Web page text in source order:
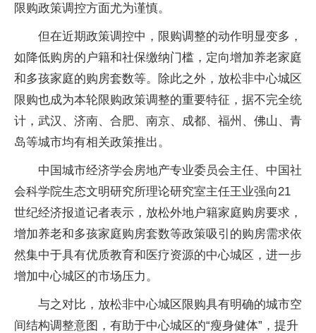
限购政策调控方面尤为谨慎。
但在近期政策调控中，限购调整的动作明显变多，
如降低购房的户籍和社保缴纳门槛，定向增加养老家庭
和多孩家庭的购房套数等。除此之外，放松非中心城区
限购也成为本轮限购政策调整的重要特征，据不完全统
计，武汉、济南、合肥、南京、成都、福州、佛山、青
岛等城市均有相关政策推出。
中国城市经济学会房地产专业委员会主任、中国社
会科学院生态文明研究所理论研究室主任王业强向21
世纪经济报道记者表示，放松外地户籍家庭购房要求，
增加养老和多孩家庭购房套数等政策吸引的购房需求依
然集中于具有优质教育和医疗资源的中心城区，进一步
增加中心城区的市场压力。
与之对比，放松非中心城区限购具有明确的城市空
间结构调整意图，有助于中心城区的“瘦身健体”，提升